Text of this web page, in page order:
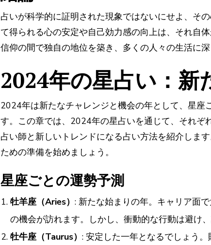
占いが科学的に証明された現象ではないにせよ、そ
て得られる心の安定や自己効力感の向上は、それ自
信仰の間で独自の地位を築き、多くの人々の生活に
2024年の星占い：新
2024年は新たなチャレンジと機会の年として、星座
す。この章では、2024年の星占いを通じて、それぞ
占い師と新しいトレンドになる占い方法を紹介しま
ための準備を始めましょう。
星座ごとの運勢予測
牡羊座（Aries） : 新たな始まりの年。キャリア面
の機会が訪れます。しかし、衝動的な行動は避け
牡牛座（Taurus） : 安定した一年となるでしょう